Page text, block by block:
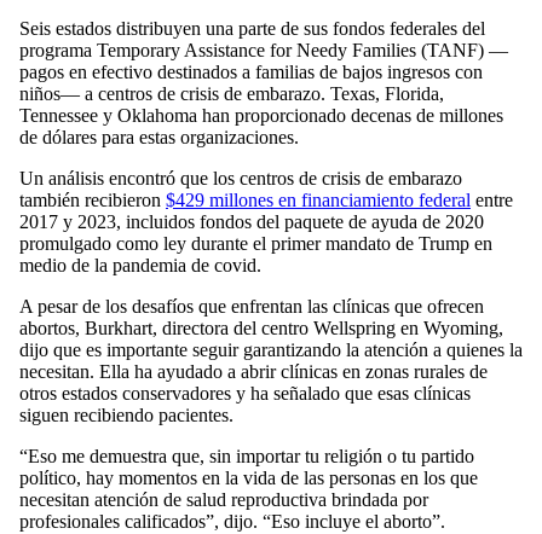
Seis estados distribuyen una parte de sus fondos federales del
programa Temporary Assistance for Needy Families (TANF) —
pagos en efectivo destinados a familias de bajos ingresos con
niños— a centros de crisis de embarazo. Texas, Florida,
Tennessee y Oklahoma han proporcionado decenas de millones
de dólares para estas organizaciones.
Un análisis encontró que los centros de crisis de embarazo
también recibieron $429 millones en financiamiento federal entre
2017 y 2023, incluidos fondos del paquete de ayuda de 2020
promulgado como ley durante el primer mandato de Trump en
medio de la pandemia de covid.
A pesar de los desafíos que enfrentan las clínicas que ofrecen
abortos, Burkhart, directora del centro Wellspring en Wyoming,
dijo que es importante seguir garantizando la atención a quienes la
necesitan. Ella ha ayudado a abrir clínicas en zonas rurales de
otros estados conservadores y ha señalado que esas clínicas
siguen recibiendo pacientes.
“Eso me demuestra que, sin importar tu religión o tu partido
político, hay momentos en la vida de las personas en los que
necesitan atención de salud reproductiva brindada por
profesionales calificados”, dijo. “Eso incluye el aborto”.